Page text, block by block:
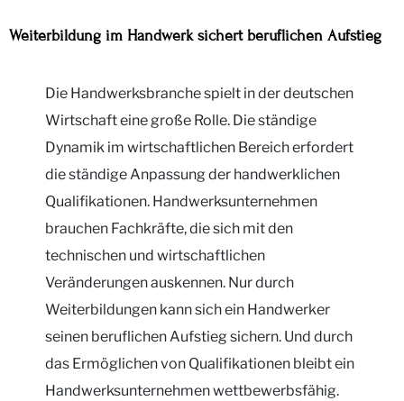
Weiterbildung im Handwerk sichert beruflichen Aufstieg
Die Handwerksbranche spielt in der deutschen
Wirtschaft eine große Rolle. Die ständige
Dynamik im wirtschaftlichen Bereich erfordert
die ständige Anpassung der handwerklichen
Qualifikationen. Handwerksunternehmen
brauchen Fachkräfte, die sich mit den
technischen und wirtschaftlichen
Veränderungen auskennen. Nur durch
Weiterbildungen kann sich ein Handwerker
seinen beruflichen Aufstieg sichern. Und durch
das Ermöglichen von Qualifikationen bleibt ein
Handwerksunternehmen wettbewerbsfähig.